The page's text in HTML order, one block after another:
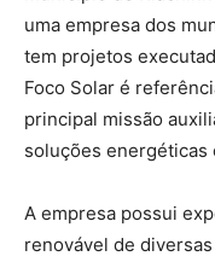
uma empresa dos
tem projetos
Foco Solar é
principal missão
soluções energéticas
A empresa possui
renovável de